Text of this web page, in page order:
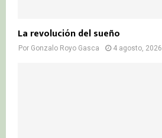
La revolución del sueño
Por Gonzalo Royo Gasca 4 agosto, 2026